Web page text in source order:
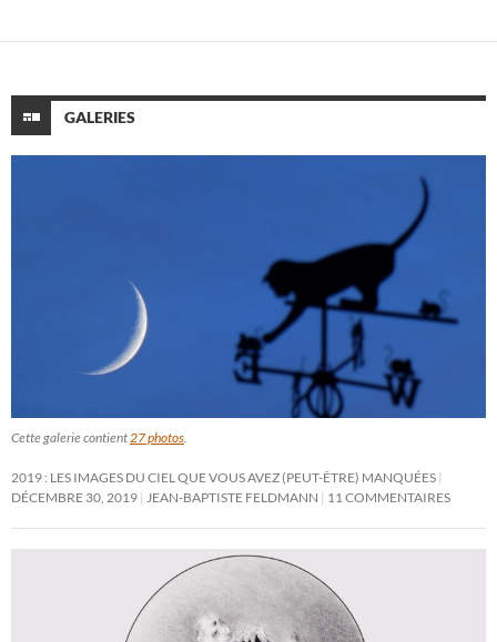
GALERIES
Cette galerie contient27 photos.
2019 : LES IMAGES DU CIEL QUE VOUS AVEZ (PEUT-ÊTRE) MANQUÉES
DÉCEMBRE 30, 2019 JEAN-BAPTISTE FELDMANN 11 COMMENTAIRES